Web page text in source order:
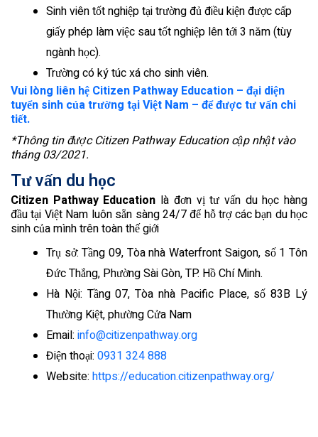
Sinh viên tốt nghiệp tại trường đủ điều kiện được cấp
giấy phép làm việc sau tốt nghiệp lên tới 3 năm (tùy
ngành học).
Trường có ký túc xá cho sinh viên.
Vui lòng liên hệ Citizen Pathway Education – đại diện
tuyển sinh của trường tại Việt Nam – để được tư vấn chi
tiết.
*Thông tin được Citizen Pathway Education cập nhật vào
tháng 03/2021.
Tư vấn du học
Citizen Pathway Education là đơn vị tư vấn du học hàng
đầu tại Việt Nam luôn sẵn sàng 24/7 để hỗ trợ các bạn du học
sinh của mình trên toàn thế giới
Trụ sở: Tầng 09, Tòa nhà Waterfront Saigon, số 1 Tôn
Đức Thắng, Phường Sài Gòn, TP. Hồ Chí Minh.
Hà Nội: Tầng 07, Tòa nhà Pacific Place, số 83B Lý
Thường Kiệt, phường Cửa Nam
Email: info@citizenpathway.org
Điện thoại: 0931 324 888
Website: https://education.citizenpathway.org/